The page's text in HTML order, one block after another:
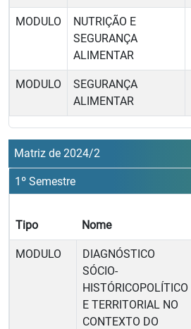
MODULO
NUTRIÇÃO E
SEGURANÇA
ALIMENTAR
MODULO
SEGURANÇA
ALIMENTAR
Matriz de 2024/2
1º Semestre
Tipo Nome
MODULO
DIAGNÓSTICO
SÓCIO-
HISTÓRICOPOLÍTICO
E TERRITORIAL NO
CONTEXTO DO